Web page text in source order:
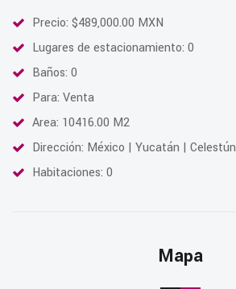
Precio: $489,000.00 MXN
Lugares de estacionamiento: 0
Baños: 0
Para: Venta
Area: 10416.00 M2
Dirección: México | Yucatán | Celestún
Habitaciones: 0
Mapa